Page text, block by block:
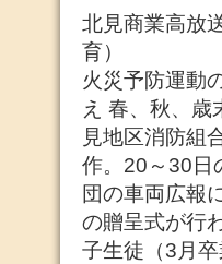
北見商業高放
育）
火災予防運動
え 春、秋、歳
見地区消防組
作。20～30日
団の車両広報
の贈呈式が行
子生徒（3月